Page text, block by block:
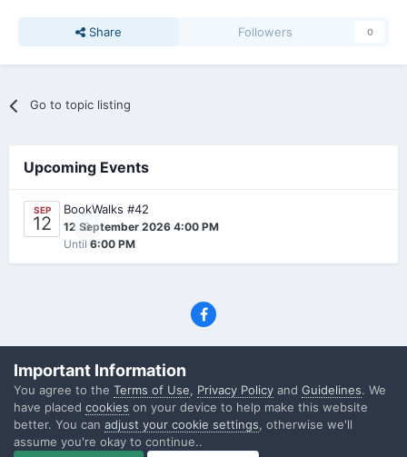
Share Followers 0
Go to topic listing
Upcoming Events
SEP
12 0
BookWalks #42
12 September 2026 4:00 PM
Until 6:00 PM
(C) SFF.gr, All rights reserved
Powered by Invision Community
Important Information
You agree to the Terms of Use, Privacy Policy and Guidelines. We
have placed cookies on your device to help make this website
better. You can adjust your cookie settings, otherwise we'll
assume you're okay to continue..